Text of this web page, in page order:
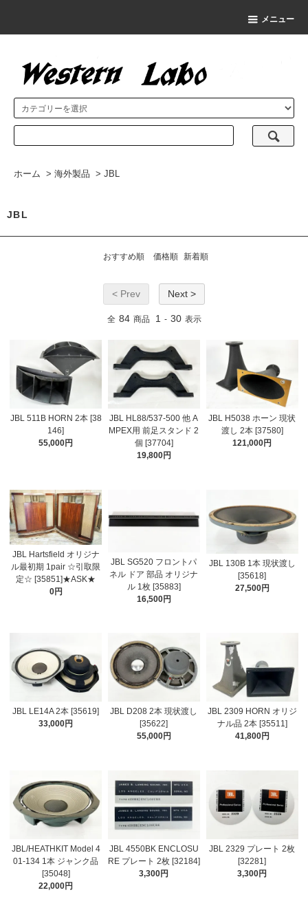
メニュー
ホーム > 海外製品 > JBL
JBL
おすすめ順 価格順 新着順
< Prev Next >
全 84 商品 1 - 30 表示
JBL 511B HORN 2本 [38
146]
55,000円
JBL HL88/537-500 他 A
MPEX用 前足スタンド 2
個 [37704]
19,800円
JBL H5038 ホーン 現状
渡し 2本 [37580]
121,000円
JBL Hartsfield オリジナ
ル最初期 1pair ☆引取限
定☆ [35851]★ASK★
0円
JBL SG520 フロントパ
ネル ドア 部品 オリジナ
ル 1枚 [35883]
16,500円
JBL 130B 1本 現状渡し
[35618]
27,500円
JBL LE14A 2本 [35619]
33,000円
JBL D208 2本 現状渡し
[35622]
55,000円
JBL 2309 HORN オリジ
ナル品 2本 [35511]
41,800円
JBL/HEATHKIT Model 4
01-134 1本 ジャンク品
[35048]
22,000円
JBL 4550BK ENCLOSU
RE プレート 2枚 [32184]
3,300円
JBL 2329 プレート 2枚
[32281]
3,300円